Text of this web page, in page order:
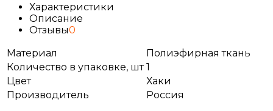
Характеристики
Описание
Отзывы0
Материал
Полиэфирная ткань
Количество в упаковке, шт 1
Цвет
Хаки
Производитель
Россия